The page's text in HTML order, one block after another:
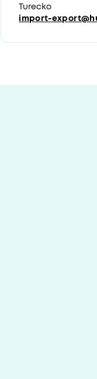
Turecko
import-